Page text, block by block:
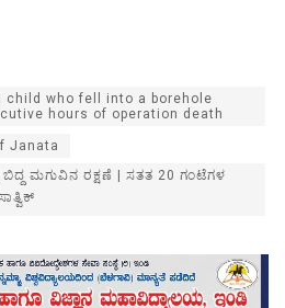
child who fell into a borehole
hours of operation death
Janata
ಮಗುವಿನ ರಕ್ಷಣೆ | ಸತತ 20 ಗಂಟೆಗಳ